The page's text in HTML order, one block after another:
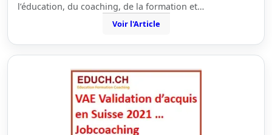
l’éducation, du coaching, de la formation et…
Voir l'Article